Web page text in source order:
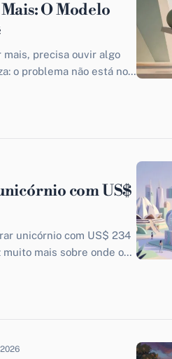
O Modelo
precisa ouvir algo
o problema não está no
com US$
unicórnio com US$ 234
mais sobre onde o